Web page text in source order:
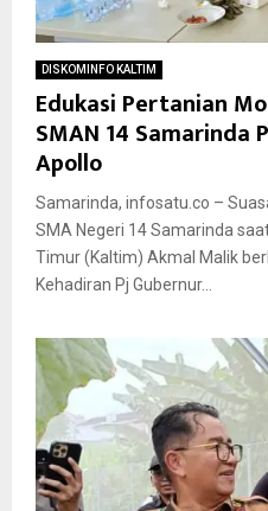
DISKOMINFO KALTIM
Edukasi Pertanian
SMAN 14 Samarinda
Apollo
Samarinda, infosatu.co –
SMA Negeri 14 Samarinda
Timur (Kaltim) Akmal Malik
Kehadiran Pj Gubernur...